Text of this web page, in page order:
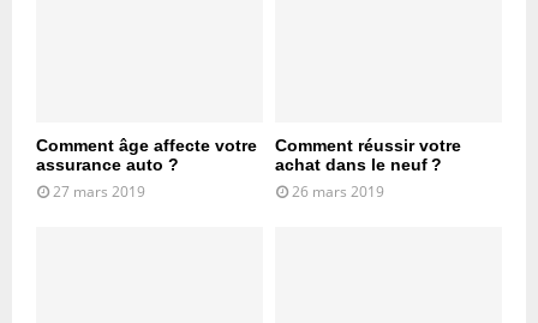
Comment âge affecte votre
assurance auto ?
27 mars 2019
Comment réussir votre
achat dans le neuf ?
26 mars 2019